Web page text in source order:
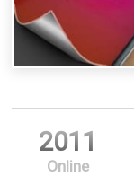
2011
Online